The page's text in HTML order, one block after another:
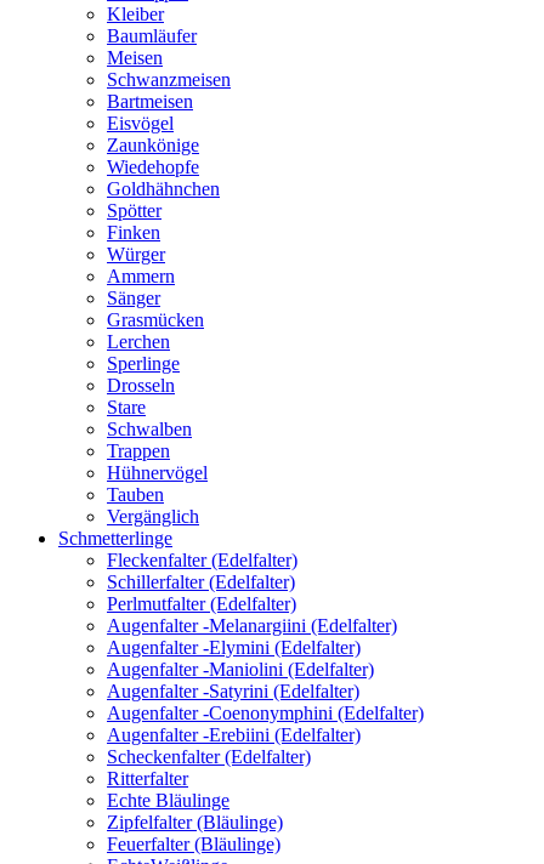
Kleiber
Baumläufer
Meisen
Schwanzmeisen
Bartmeisen
Eisvögel
Zaunkönige
Wiedehopfe
Goldhähnchen
Spötter
Finken
Würger
Ammern
Sänger
Grasmücken
Lerchen
Sperlinge
Drosseln
Stare
Schwalben
Trappen
Hühnervögel
Tauben
Vergänglich
Schmetterlinge
Fleckenfalter (Edelfalter)
Schillerfalter (Edelfalter)
Perlmutfalter (Edelfalter)
Augenfalter -Melanargiini (Edelfalter)
Augenfalter -Elymini (Edelfalter)
Augenfalter -Maniolini (Edelfalter)
Augenfalter -Satyrini (Edelfalter)
Augenfalter -Coenonymphini (Edelfalter)
Augenfalter -Erebiini (Edelfalter)
Scheckenfalter (Edelfalter)
Ritterfalter
Echte Bläulinge
Zipfelfalter (Bläulinge)
Feuerfalter (Bläulinge)